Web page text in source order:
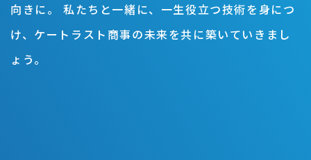
向きに。 私たちと一緒に、一生役立つ技術を身につ
け、ケートラスト商事の未来を共に築いていきまし
ょう。